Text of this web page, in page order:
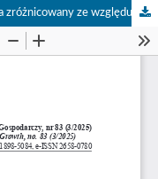
Zarządzanie gospodarstwem domowym a zróżnicowany ze względu na płeć podział nieodpłatnej pracy w związkach dwuzarabiających: ujęcie teoretyczne i metodologiczne